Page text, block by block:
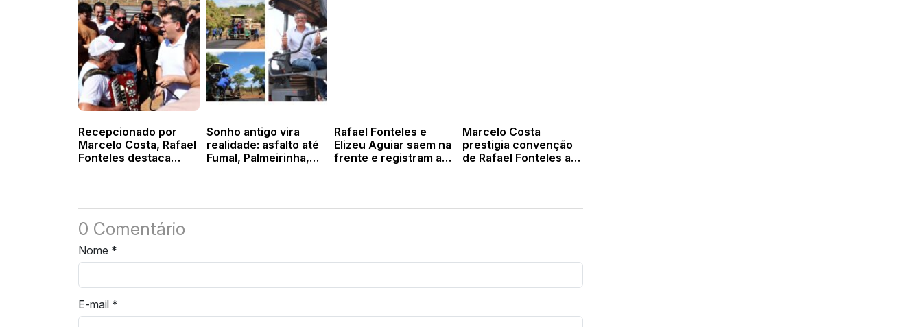
Recepcionado por
Marcelo Costa, Rafael
Fonteles destaca
Sonho antigo vira
realidade: asfalto até
Fumal, Palmeirinha,
Rafael Fonteles e
Elizeu Aguiar saem na
frente e registram as
Marcelo Costa
prestigia convenção
de Rafael Fonteles ao
0 Comentário
Nome *
E-mail *